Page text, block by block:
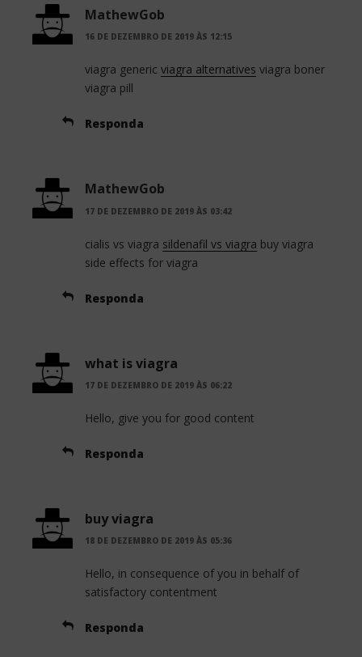
MathewGob
16 DE DEZEMBRO DE 2019 ÀS 12:15
viagra generic viagra alternatives viagra boner
viagra pill
Responda
MathewGob
17 DE DEZEMBRO DE 2019 ÀS 03:42
cialis vs viagra sildenafil vs viagra buy viagra
side effects for viagra
Responda
what is viagra
17 DE DEZEMBRO DE 2019 ÀS 06:22
Hello, give you for good content
Responda
buy viagra
18 DE DEZEMBRO DE 2019 ÀS 05:36
Hello, in consequence of you in behalf of
satisfactory contentment
Responda